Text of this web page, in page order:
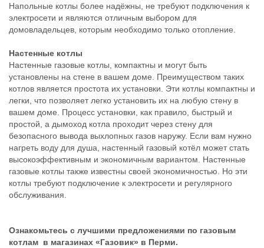
Напольные котлы более надёжны, не требуют подключения к
электросети и являются отличным выбором для
домовладельцев, которым необходимо только отопление.
Настенные котлы
Настенные газовые котлы, компактны и могут быть
установлены на стене в вашем доме. Преимуществом таких
котлов является простота их установки. Эти котлы компактны и
легки, что позволяет легко установить их на любую стену в
вашем доме. Процесс установки, как правило, быстрый и
простой, а дымоход котла проходит через стену для
безопасного вывода выхлопных газов наружу. Если вам нужно
нагреть воду для душа, настенный газовый котёл может стать
высокоэффективным и экономичным вариантом. Настенные
газовые котлы также известны своей экономичностью. Но эти
котлы требуют подключение к электросети и регулярного
обслуживания.
Ознакомьтесь с лучшими предложениями по газовым
котлам в магазинах «Газовик» в Перми.